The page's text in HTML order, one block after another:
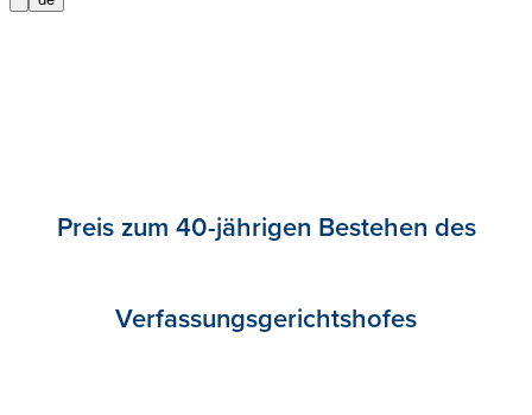
Preis zum 40-jährigen Bestehen des
Verfassungsgerichtshofes